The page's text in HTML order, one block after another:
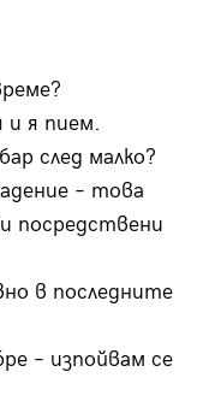
и я пием.
след малко?
– това
посредствени
в последните
– изпойвам се